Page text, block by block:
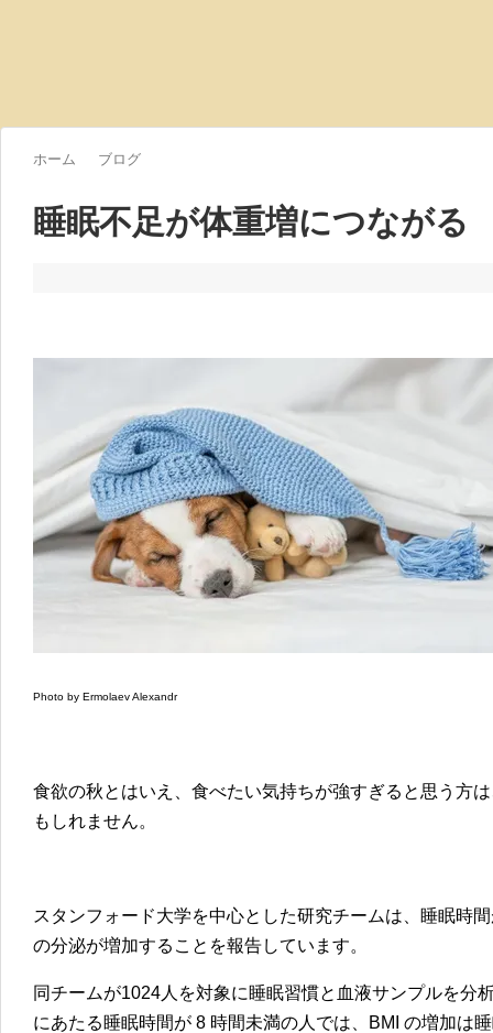
ホーム ブログ
睡眠不足が体重増につながる
Photo by Ermolaev Alexandr
食欲の秋とはいえ、食べたい気持ちが強すぎると思う方
もしれません。
スタンフォード大学を中心とした研究チームは、睡眠時
の分泌が増加することを報告しています。
同チームが1024人を対象に睡眠習慣と血液サンプルを分
にあたる睡眠時間が 8 時間未満の人では、BMI の増加は